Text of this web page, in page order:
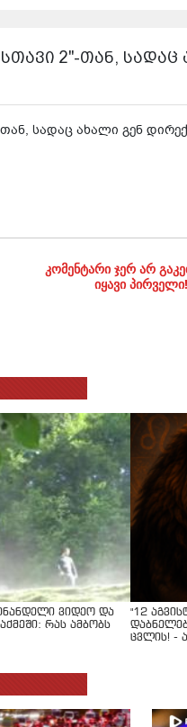
2"-თან,
სადაც ახალი გენ
კომენტარი ჯერ არ
იყავი პირველი!
ვიდეო და
რას ამბობს
"12
ცვლის! -